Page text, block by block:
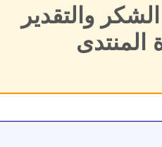
والتقدير
المنتدى